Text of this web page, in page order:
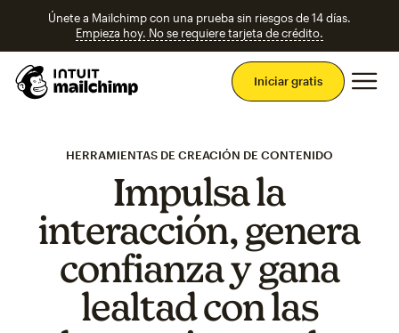
Únete a Mailchimp con una prueba sin riesgos de 14 días.
Empieza hoy. No se requiere tarjeta de crédito.
Iniciar gratis
HERRAMIENTAS DE CREACIÓN DE CONTENIDO
Impulsa la
interacción, genera
confianza y gana
lealtad con las